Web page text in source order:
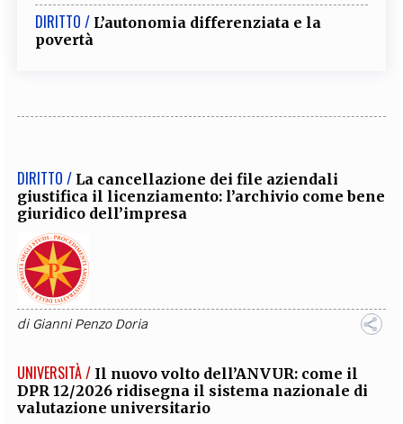
DIRITTO / L’autonomia differenziata e la
povertà
DIRITTO / La cancellazione dei file aziendali
giustifica il licenziamento: l’archivio come bene
giuridico dell’impresa
diGianni Penzo Doria
UNIVERSITÀ / Il nuovo volto dell’ANVUR: come il
DPR 12/2026 ridisegna il sistema nazionale di
valutazione universitario